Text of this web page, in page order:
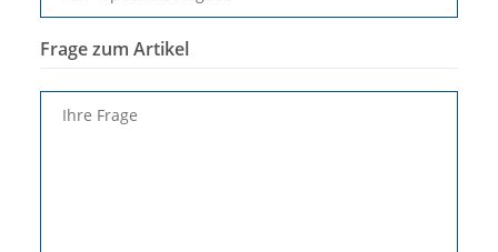
Frage zum Artikel
Ihre Frage